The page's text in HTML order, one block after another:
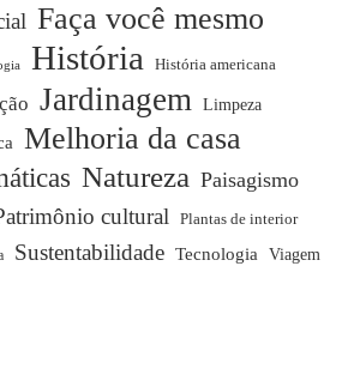
Faça você mesmo
História História americana
Jardinagem Limpeza
Melhoria da casa
Natureza Paisagismo
cultural
Plantas de interior
Sustentabilidade Tecnologia Viagem